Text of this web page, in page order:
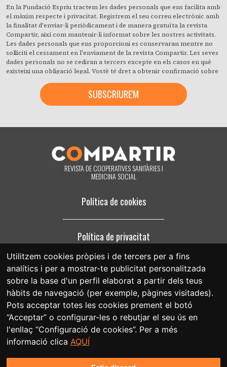
Utilitzem cookies pròpies i de tercers per a fins
analítics i per a mostrar-te publicitat personalitzada
sobre la base d'un perfil elaborat a partir dels teus
hàbits de navegació (per exemple, pàgines visitades).
Pots acceptar totes les cookies prement el botó
“Acceptar” o configurar-les o rebutjar el seu ús en
l'enllaç “Configuració de cookies”. Per a més
informació clica AQUÍ
En la Fundació Espriu tractem les dades personals que ens facilita amb
el màxim respecte i privacitat. Registrem el seu correu electrònic amb
la finalitat d'enviar-li periòdicament i de manera gratuïta la revista
Compartir, així com mantenir-li informat sobre les nostres activitats.
Les dades personals que ens proporcioni es conservaran mentre no
sol·liciti el cessament en l'enviament de la revista Compartir. Les seves
dades personals no se cediran a tercers excepte en els casos en què
existeixi una obligació legal. Vostè té dret a obtenir confirmació sobre
revocar quan ho desitgi, amb efecte immediat, el seu consentiment per
a això. També pot accedir a les seves dades personals, rectificar els
que siguin inexactes o sol·licitar la seva supressió quan aquests ja no
expressament que puguem processar la seva informació d'acord amb
l'enllaç «donar-me de baixa» que hi ha al peu de pàgina de qualsevol
correu electrònic que rebi de la nostra part, o posant-se en contacte
amb nosaltres en el correu electrònic compartir@fespriu.org.
REVISTA DE COOPERATIVES SANITÀRIES I
MEDICINA SOCIAL
Política de cookies
Política de privacitat
Avís legal